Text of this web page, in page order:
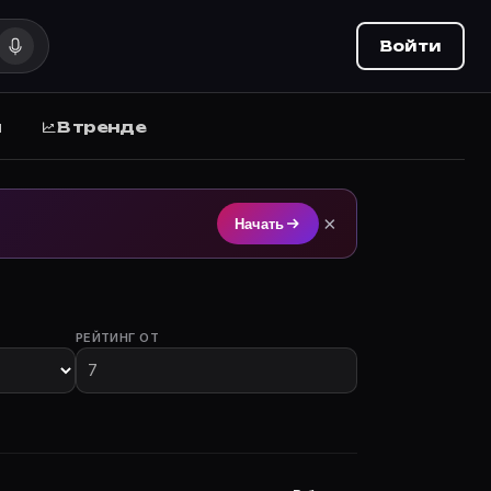
на Movie Planner (movie-planner.ru).
с участием.
Войти
В тренде
Начать ×
РЕЙТИНГ ОТ